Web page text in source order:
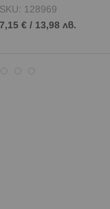
SKU: 128969
7,15 € / 13,98 лв.